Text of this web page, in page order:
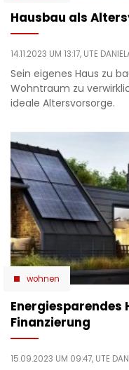
Hausbau als
14.11.2023 UM 13:17, UTE
Sein eigenes Haus zu
Wohntraum zu
ideale Altersvorsorge.
wohnen
Energiesparendes
Finanzierung
15.09.2023 UM 09:47, UTE